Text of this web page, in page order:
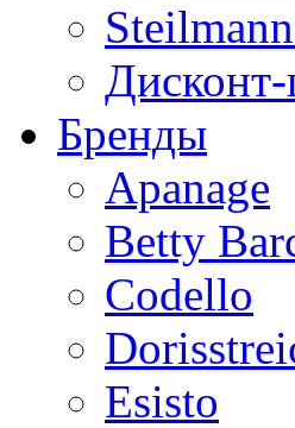
Бренды
Apanage
Betty
Codello
Esisto